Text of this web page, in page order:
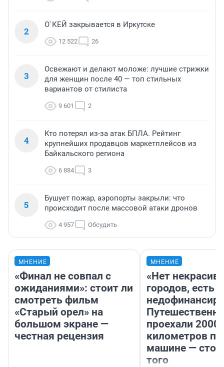
2
О`КЕЙ закрывается в Иркутске
12 522 26
3
Освежают и делают моложе: лучшие стрижки
для женщин после 40 — топ стильных
вариантов от стилиста
9 601 2
4
Кто потерял из-за атак БПЛА. Рейтинг
крупнейших продавцов маркетплейсов из
Байкальского региона
6 884 3
5
Бушует пожар, аэропорты закрыли: что
происходит после массовой атаки дронов
4 957 Обсудить
МНЕНИЕ
«Финал не совпал с
ожиданиями»: стоит ли
смотреть фильм
«Старый орел» на
большом экране —
честная рецензия
МНЕНИЕ
«Нет
городов, есть
проехали 2000
километров по
машине —
того